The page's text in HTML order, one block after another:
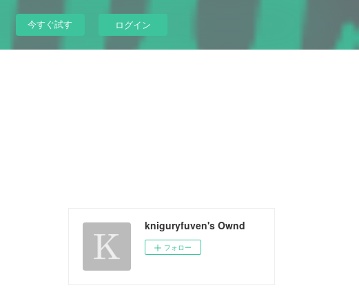
今すぐ試す ログイン
kniguryfuven's Ownd
フォロー